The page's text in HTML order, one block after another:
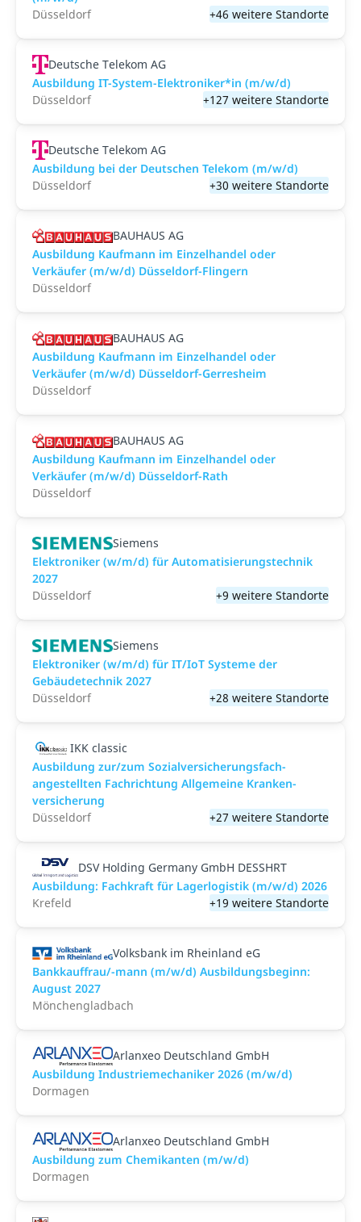
Düsseldorf
+46 weitere Standorte
Deutsche Telekom AG
Ausbildung IT-System-Elektroniker*in (m/w/d)
Düsseldorf
+127 weitere Standorte
Deutsche Telekom AG
Ausbildung bei der Deutschen Telekom (m/w/d)
Düsseldorf
+30 weitere Standorte
BAUHAUS AG
Ausbildung Kaufmann im Einzelhandel oder
Verkäufer (m/w/d) Düsseldorf-Flingern
Düsseldorf
BAUHAUS AG
Ausbildung Kaufmann im Einzelhandel oder
Verkäufer (m/w/d) Düsseldorf-Gerresheim
Düsseldorf
BAUHAUS AG
Ausbildung Kaufmann im Einzelhandel oder
Verkäufer (m/w/d) Düsseldorf-Rath
Düsseldorf
Siemens
Elektroniker (w/m/d) für Automatisierungstechnik
2027
Düsseldorf
+9 weitere Standorte
Siemens
Elektroniker (w/m/d) für IT/IoT Systeme der
Gebäudetechnik 2027
Düsseldorf
+28 weitere Standorte
IKK classic
Aus­bild­ung zur/zum Sozial­versicher­ungs­fach­
angestellten­ Fach­richtung All­gemeine Kranken­
versicher­ung
Düsseldorf
+27 weitere Standorte
DSV Holding Germany GmbH DESSHRT
Ausbildung: Fachkraft für Lagerlogistik (m/w/d) 2026
Krefeld
+19 weitere Standorte
Volksbank im Rheinland eG
Bankkauffrau/-mann (m/w/d) Ausbildungsbeginn:
August 2027
Mönchengladbach
Arlanxeo Deutschland GmbH
Ausbildung Industriemechaniker 2026 (m/w/d)
Dormagen
Arlanxeo Deutschland GmbH
Ausbildung zum Chemikanten (m/w/d)
Dormagen